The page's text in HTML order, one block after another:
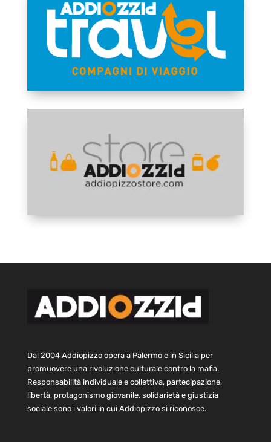
Dal 2004 Addiopizzo opera a Palermo e in Sicilia per
promuovere una rivoluzione culturale contro la mafia.
Responsabilità individuale e collettiva, partecipazione,
libertà, protagonismo giovanile, solidarietà e giustizia
sociale sono i valori in cui Addiopizzo si riconosce.